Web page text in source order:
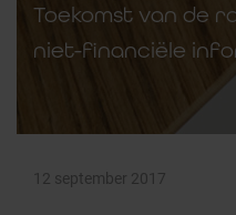
Toekomst van de
niet-financiële
12 september 2017